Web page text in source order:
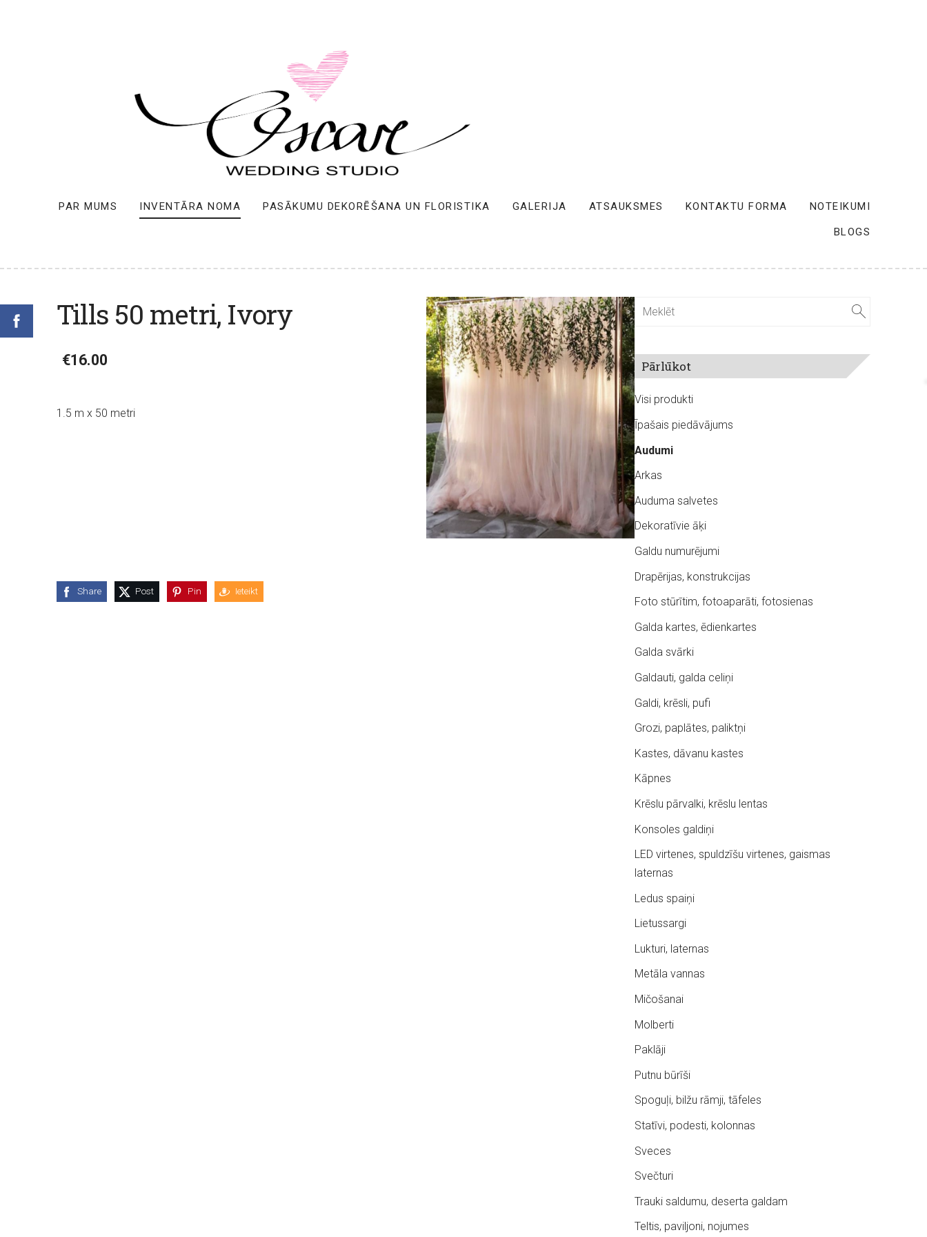
PAR MUMS INVENTĀRA NOMA PASĀKUMU DEKORĒŠANA UN FLORISTIKA GALERIJA ATSAUKSMES KONTAKTU FORMA NOTEIKUMI
BLOGS
Pārlūkot
Visi produkti
Īpašais piedāvājums
Audumi
Arkas
Auduma salvetes
Dekoratīvie āķi
Galdu numurējumi
Drapērijas, konstrukcijas
Foto stūrītim, fotoaparāti, fotosienas
Galda kartes, ēdienkartes
Galda svārki
Galdauti, galda celiņi
Galdi, krēsli, pufi
Grozi, paplātes, paliktņi
Kastes, dāvanu kastes
Kāpnes
Krēslu pārvalki, krēslu lentas
Konsoles galdiņi
LED virtenes, spuldzīšu virtenes, gaismas
laternas
Ledus spaiņi
Lietussargi
Lukturi, laternas
Metāla vannas
Mičošanai
Molberti
Paklāji
Putnu būrīši
Spoguļi, bilžu rāmji, tāfeles
Statīvi, podesti, kolonnas
Sveces
Svečturi
Trauki saldumu, deserta galdam
Teltis, paviljoni, nojumes
Tills 50 metri, Ivory
€16.00
1.5 m x 50 metri
Share Post Pin Ieteikt